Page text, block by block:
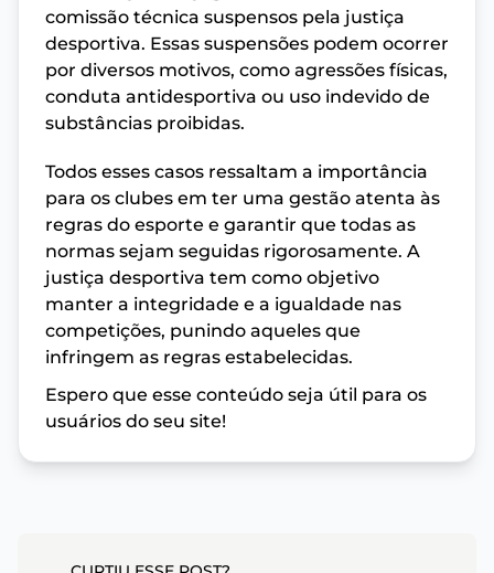
comissão técnica suspensos pela justiça
desportiva. Essas suspensões podem ocorrer
por diversos motivos, como agressões físicas,
conduta antidesportiva ou uso indevido de
substâncias proibidas.
Todos esses casos ressaltam a importância
para os clubes em ter uma gestão atenta às
regras do esporte e garantir que todas as
normas sejam seguidas rigorosamente. A
justiça desportiva tem como objetivo
manter a integridade e a igualdade nas
competições, punindo aqueles que
infringem as regras estabelecidas.
Espero que esse conteúdo seja útil para os
usuários do seu site!